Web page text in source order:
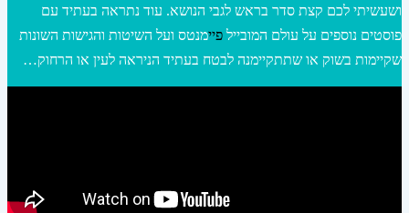
ושעשיתי לכם קצת סדר בראש לגבי הנושא. עוד נתראה בעתיד עם
פוסטים נוספים על עולם המובייל פיימנטס ועל השיטות והגישות השונות
שקיימות בשוק או שתתקיימנה לבטח בעתיד הניראה לעין או הרחוק…